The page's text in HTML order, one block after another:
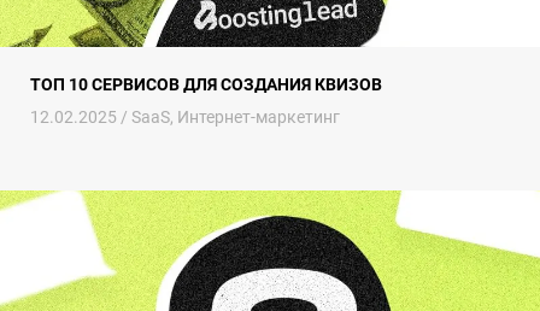
ТОП 10 СЕРВИСОВ ДЛЯ СОЗДАНИЯ КВИЗОВ
12.02.2025 / SaaS, Интернет-маркетинг
Конструктор квизов – что это и как квизы помогают увеличивать